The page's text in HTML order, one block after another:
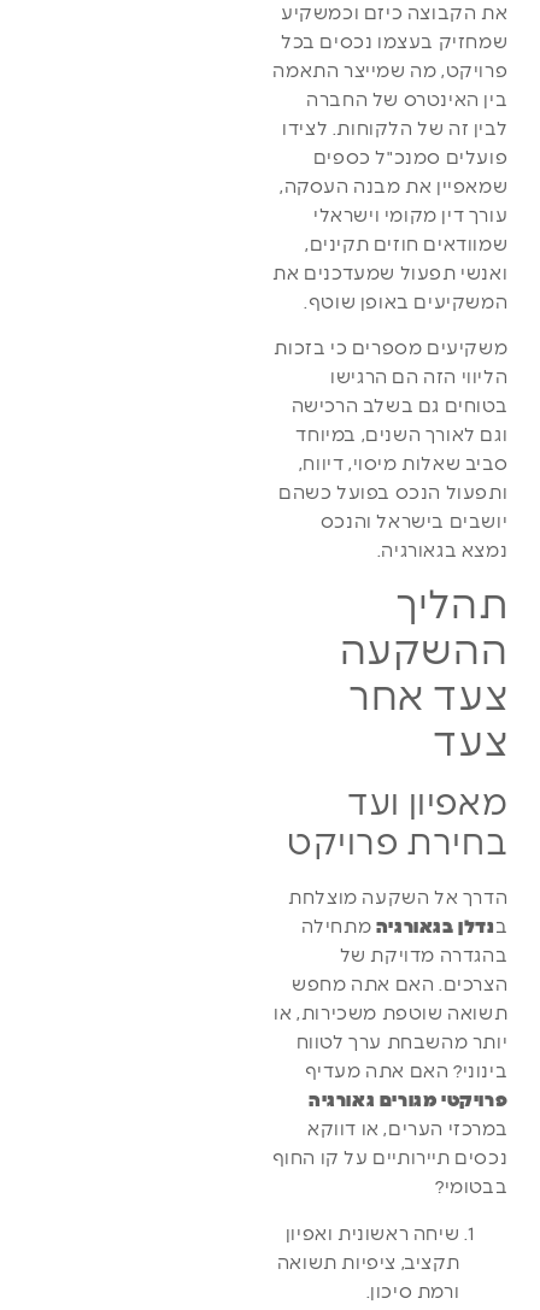
את הקבוצה כיזם וכמשקיע
שמחזיק בעצמו נכסים בכל
פרויקט, מה שמייצר התאמה
בין האינטרס של החברה
לבין זה של הלקוחות. לצידו
פועלים סמנכ"ל כספים
שמאפיין את מבנה העסקה,
עורך דין מקומי וישראלי
שמוודאים חוזים תקינים,
ואנשי תפעול שמעדכנים את
המשקיעים באופן שוטף.
משקיעים מספרים כי בזכות
הליווי הזה הם הרגישו
בטוחים גם בשלב הרכישה
וגם לאורך השנים, במיוחד
סביב שאלות מיסוי, דיווח,
ותפעול הנכס בפועל כשהם
יושבים בישראל והנכס
נמצא בגאורגיה.
תהליך
ההשקעה
צעד אחר
צעד
מאפיון ועד
בחירת פרויקט
הדרך אל השקעה מוצלחת
ב נדלן בגאורגיה מתחילה
בהגדרה מדויקת של
הצרכים. האם אתה מחפש
תשואה שוטפת משכירות, או
יותר מהשבחת ערך לטווח
בינוני? האם אתה מעדיף
פרויקטי מגורים גאורגיה
במרכזי הערים, או דווקא
נכסים תיירותיים על קו החוף
בבטומי?
שיחה ראשונית ואפיון
תקציב, ציפיות תשואה
ורמת סיכון.